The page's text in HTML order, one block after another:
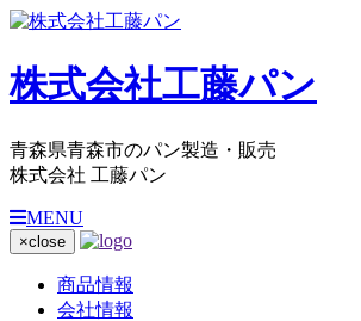
株式会社工藤パン
青森県青森市のパン製造・販売
株式会社 工藤パン
MENU
×close
商品情報
会社情報